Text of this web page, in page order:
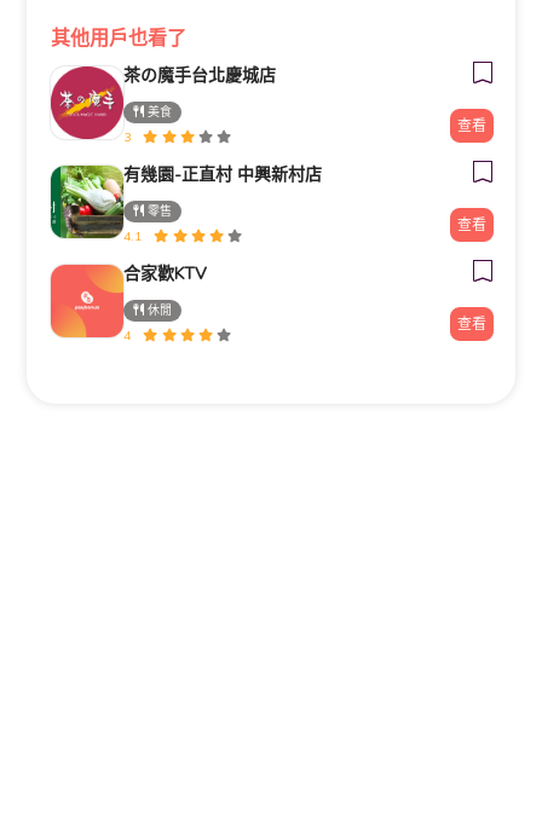
其他用戶也看了
茶の魔手台北慶城店
美食
3
查看
有幾園-正直村 中興新村店
零售
4.1
查看
合家歡KTV
休閒
4
查看